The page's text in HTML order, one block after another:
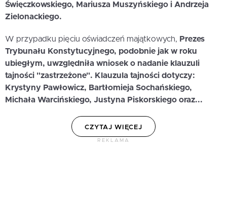
Święczkowskiego, Mariusza Muszyńskiego i Andrzeja
Zielonackiego.
W przypadku pięciu oświadczeń majątkowych, Prezes
Trybunału Konstytucyjnego, podobnie jak w roku
ubiegłym, uwzględniła wniosek o nadanie klauzuli
tajności "zastrzeżone". Klauzula tajności dotyczy:
Krystyny Pawłowicz, Bartłomieja Sochańskiego,
Michała Warcińskiego, Justyna Piskorskiego oraz...
CZYTAJ WIĘCEJ
REKLAMA